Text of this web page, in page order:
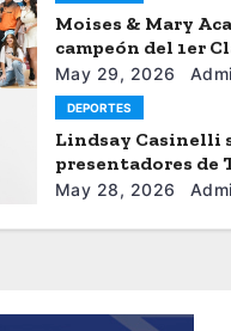
Moises & Mary
campeón del 1er
Internacional
Astacio de la HBA
May 29, 2026
DEPORTES
Lindsay Casinelli
presentadores de
May 28, 2026